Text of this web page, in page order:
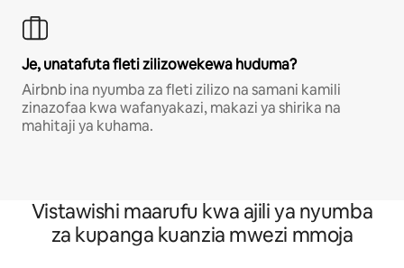
Je, unatafuta fleti zilizowekewa huduma?
Airbnb ina nyumba za fleti zilizo na samani kamili
zinazofaa kwa wafanyakazi, makazi ya shirika na
mahitaji ya kuhama.
Vistawishi maarufu kwa ajili ya nyumba
za kupanga kuanzia mwezi mmoja